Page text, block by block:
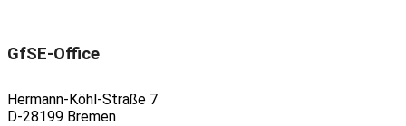
GfSE-Office
Hermann-Köhl-Straße 7
D-28199 Bremen